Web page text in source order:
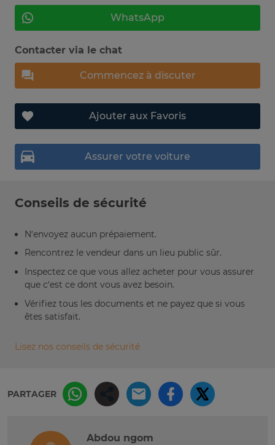
WhatsApp
Contacter via le chat
Commencez à discuter
Ajouter aux Favoris
Assurer votre voiture
Conseils de sécurité
N’envoyez aucun prépaiement.
Rencontrez le vendeur dans un lieu public sûr.
Inspectez ce que vous allez acheter pour vous assurer
que c’est ce dont vous avez besoin.
Vérifiez tous les documents et ne payez que si vous
êtes satisfait.
Lisez nos conseils de sécurité
PARTAGER
Abdou ngom